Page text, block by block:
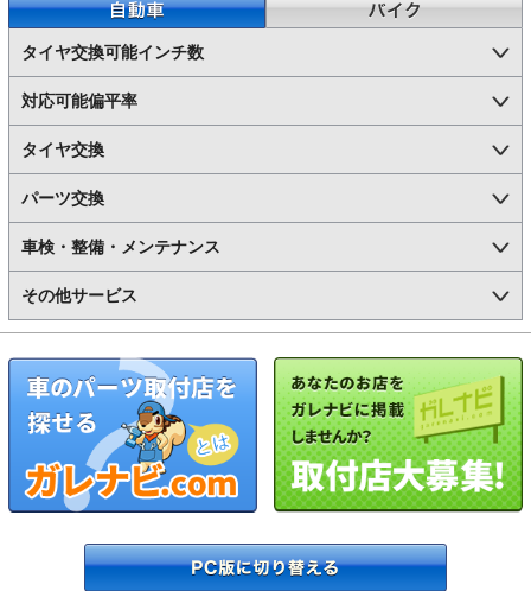
タイヤ交換可能インチ数
対応可能偏平率
タイヤ交換
パーツ交換
車検・整備・メンテナンス
その他サービス